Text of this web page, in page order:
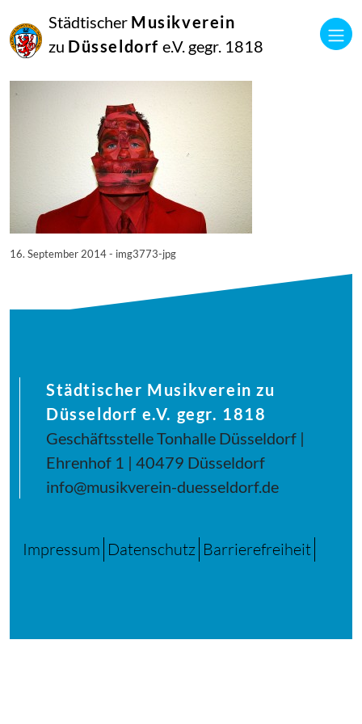
Städtischer Musikverein
zu Düsseldorf e.V. gegr. 1818
September
2014
Manfred Hill
16. September 2014 - img3773-jpg
Städtischer Musikverein zu
Düsseldorf e.V. gegr. 1818
Geschäftsstelle Tonhalle Düsseldorf |
Ehrenhof 1 | 40479 Düsseldorf
info@musikverein-duesseldorf.de
Impressum Datenschutz Barrierefreiheit